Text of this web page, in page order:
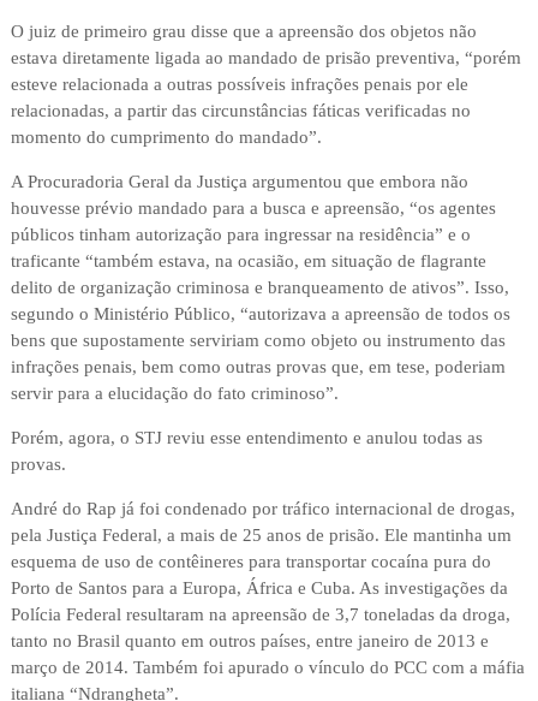
O juiz de primeiro grau disse que a apreensão dos objetos não
estava diretamente ligada ao mandado de prisão preventiva, “porém
esteve relacionada a outras possíveis infrações penais por ele
relacionadas, a partir das circunstâncias fáticas verificadas no
momento do cumprimento do mandado”.
A Procuradoria Geral da Justiça argumentou que embora não
houvesse prévio mandado para a busca e apreensão, “os agentes
públicos tinham autorização para ingressar na residência” e o
traficante “também estava, na ocasião, em situação de flagrante
delito de organização criminosa e branqueamento de ativos”. Isso,
segundo o Ministério Público, “autorizava a apreensão de todos os
bens que supostamente serviriam como objeto ou instrumento das
infrações penais, bem como outras provas que, em tese, poderiam
servir para a elucidação do fato criminoso”.
Porém, agora, o STJ reviu esse entendimento e anulou todas as
provas.
André do Rap já foi condenado por tráfico internacional de drogas,
pela Justiça Federal, a mais de 25 anos de prisão. Ele mantinha um
esquema de uso de contêineres para transportar cocaína pura do
Porto de Santos para a Europa, África e Cuba. As investigações da
Polícia Federal resultaram na apreensão de 3,7 toneladas da droga,
tanto no Brasil quanto em outros países, entre janeiro de 2013 e
março de 2014. Também foi apurado o vínculo do PCC com a máfia
italiana “Ndrangheta”.